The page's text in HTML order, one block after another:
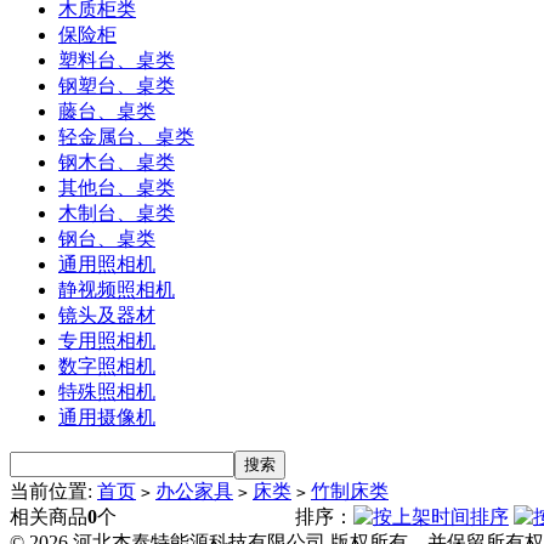
木质柜类
保险柜
塑料台、桌类
钢塑台、桌类
藤台、桌类
轻金属台、桌类
钢木台、桌类
其他台、桌类
木制台、桌类
钢台、桌类
通用照相机
静视频照相机
镜头及器材
专用照相机
数字照相机
特殊照相机
通用摄像机
当前位置: 首页 > 办公家具 > 床类 > 竹制床类
相关商品0个
排序：